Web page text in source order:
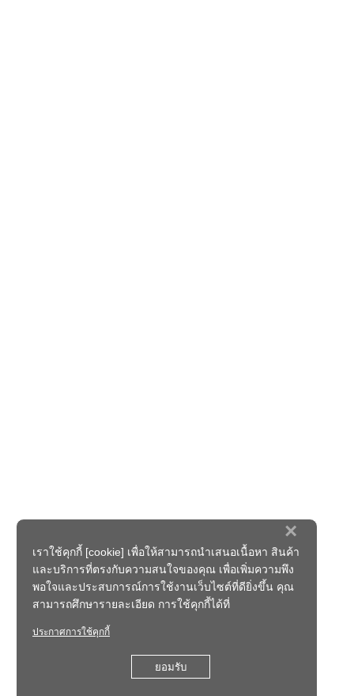
×
เราใช้คุกกี้ [cookie] เพื่อให้สามารถนำเสนอเนื้อหา สินค้า
และบริการที่ตรงกับความสนใจของคุณ เพื่อเพิ่มความพึง
พอใจและประสบการณ์การใช้งานเว็บไซต์ที่ดียิ่งขึ้น คุณ
สามารถศึกษารายละเอียด การใช้คุกกี้ได้ที่
ประกาศการใช้คุกกี้
ยอมรับ